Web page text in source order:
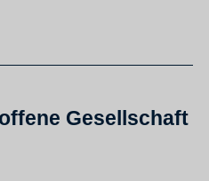
Gesellschaft